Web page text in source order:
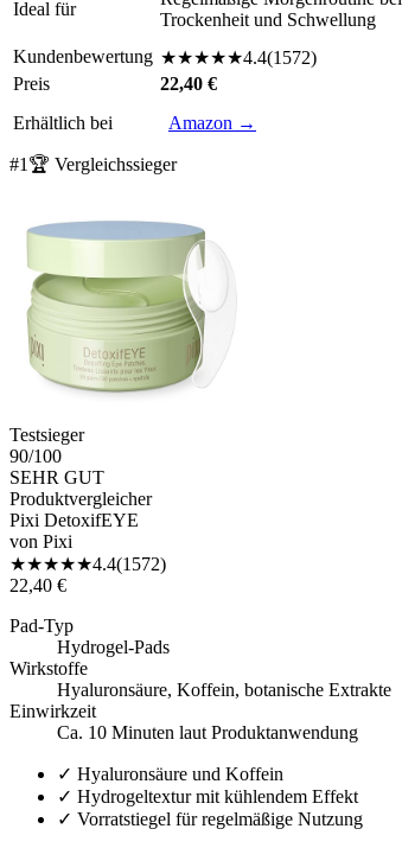
Ideal für
Trockenheit und Schwellung
Kundenbewertung ★★★★★4.4(1572)
Preis
22,40 €
Erhältlich bei
Amazon →
#1 🏆 Vergleichssieger
Testsieger
90/100
SEHR GUT
Produktvergleicher
Pixi DetoxifEYE
von Pixi
★★★★★4.4(1572)
22,40 €
Pad-Typ
Hydrogel-Pads
Wirkstoffe
Hyaluronsäure, Koffein, botanische Extrakte
Einwirkzeit
Ca. 10 Minuten laut Produktanwendung
✓ Hyaluronsäure und Koffein
✓ Hydrogeltextur mit kühlendem Effekt
✓ Vorratstiegel für regelmäßige Nutzung